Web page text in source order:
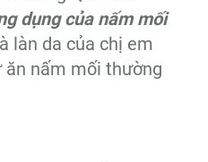
dụng của nấm mối
làn da của chị em
nấm mối thường